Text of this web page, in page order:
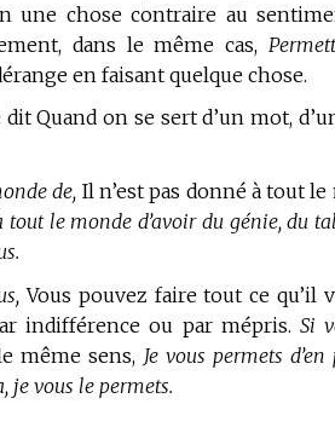
une chose contraire au
dans le même cas,
en faisant quelque chose.
dit Quand on se sert d’un mot,
de, Il n’est pas donné à tout
tout le monde d’avoir du génie, du
Vous pouvez faire tout ce qu’il
indifférence ou par mépris. Si
même sens, Je vous permets
je vous le permets.